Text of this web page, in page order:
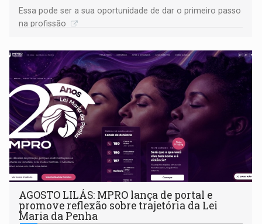
Essa pode ser a sua oportunidade de dar o primeiro passo
na profissão
AGOSTO LILÁS: MPRO lança de portal e
promove reflexão sobre trajetória da Lei
Maria da Penha